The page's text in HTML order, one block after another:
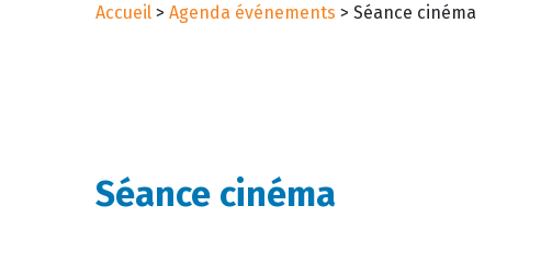
Accueil > Agenda événements > Séance cinéma
Séance cinéma